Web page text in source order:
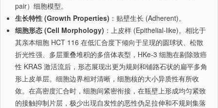
pair）细胞模型。
生长特性 (Growth Properties) ：贴壁生长 (Adherent)。
细胞形态 (Cell Morphology) ：上皮样 (Epithelial-like)。相比于
其亲本细胞 HCT 116 在低汇合度下倾向于呈现的圆球状、松散
折光性强、多层重叠堆积的多倍体表型，HKe-3 细胞在剔除致癌
性 KRAS 激活流后，形态展现出更为规则和铺路石状的扁平多角
形上皮单层。细胞边界相对清晰，细胞核的大小异质性有所收
敛。在高密度汇合时，细胞间紧密衔接，在瓶壁上形成均匀紧致
的接触抑制片层，极少出现自发性的恶性伪足拉伸和不规则集落